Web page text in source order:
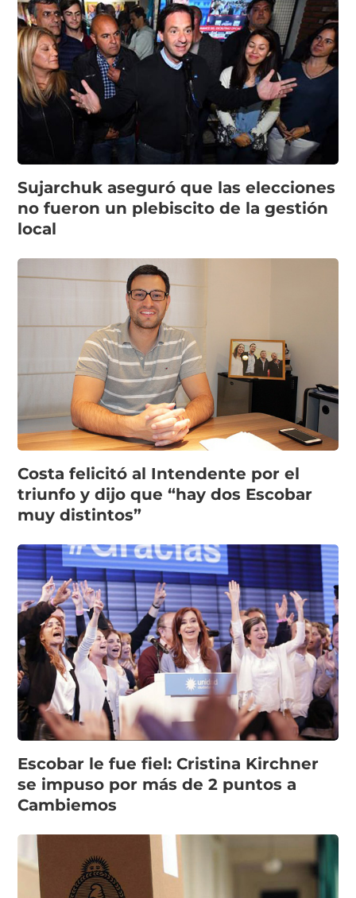
Sujarchuk aseguró que las elecciones
no fueron un plebiscito de la gestión
local
Costa felicitó al Intendente por el
triunfo y dijo que “hay dos Escobar
muy distintos”
Escobar le fue fiel: Cristina Kirchner
se impuso por más de 2 puntos a
Cambiemos